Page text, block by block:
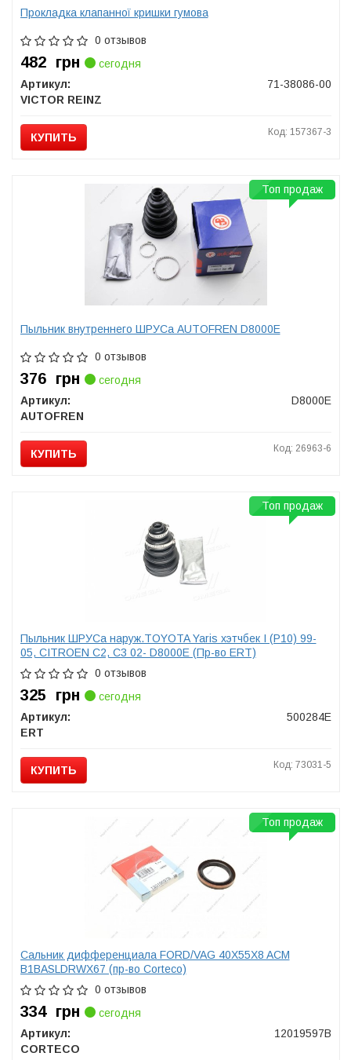
Прокладка клапанної кришки гумова
0 отзывов
482 грн
сегодня
Артикул:
71-38086-00
VICTOR REINZ
КУПИТЬ Код: 157367-3
Пыльник внутреннего ШРУСа AUTOFREN D8000E
0 отзывов
376 грн
сегодня
Артикул:
D8000E
AUTOFREN
КУПИТЬ Код: 26963-6
Топ продаж
Пыльник ШРУСа наруж.TOYOTA Yaris хэтчбек I (P10) 99-
05, CITROEN С2, С3 02- D8000E (Пр-во ERT)
0 отзывов
325 грн
сегодня
Артикул:
500284E
ERT
КУПИТЬ Код: 73031-5
Топ продаж
Сальник дифференциала FORD/VAG 40X55X8 ACM
B1BASLDRWX67 (пр-во Corteco)
0 отзывов
334 грн
сегодня
Артикул:
12019597B
CORTECO
Топ продаж